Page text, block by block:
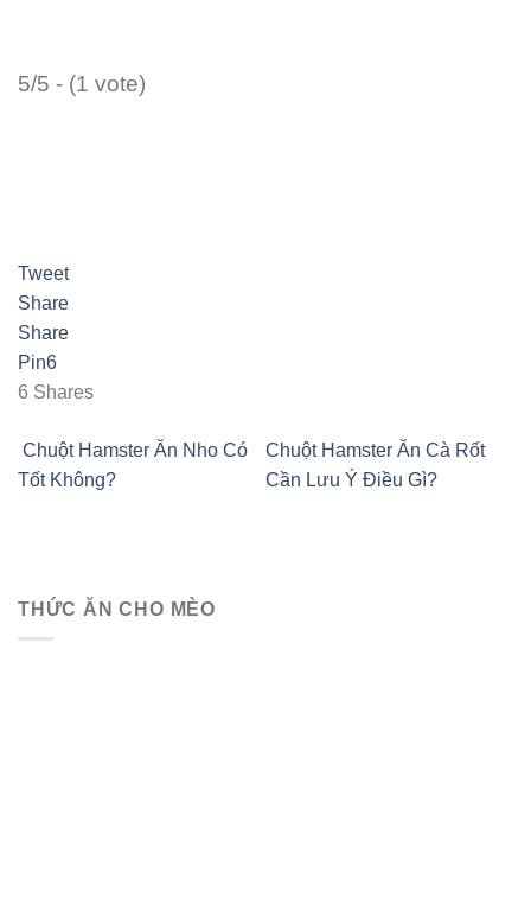
5/5 - (1 vote)
Tweet
Share
Share
Pin6
6 Shares
Chuột Hamster Ăn Nho Có
Tốt Không?
Chuột Hamster Ăn Cà Rốt
Cần Lưu Ý Điều Gì?
THỨC ĂN CHO MÈO